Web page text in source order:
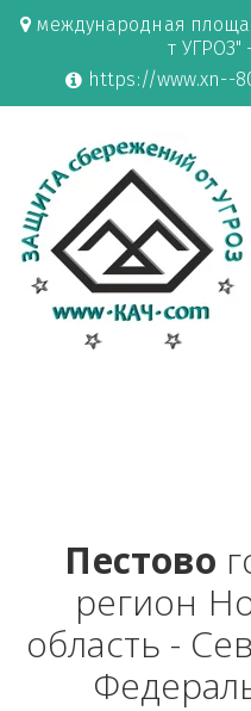
международная
т УГРОЗ"
https://www.xn--
Пестово
регион
область -